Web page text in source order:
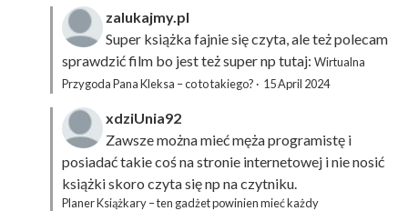
zalukajmy.pl
Super książka fajnie się czyta, ale też polecam
sprawdzić film bo jest też super np tutaj: Wirtualna
Przygoda Pana Kleksa – co to takiego? · 15 April 2024
xdziUnia92
Zawsze można mieć męża programistę i
posiadać takie coś na stronie internetowej i nie nosić
książki skoro czyta się np na czytniku.
Planer Książkary – ten gadżet powinien mieć każdy